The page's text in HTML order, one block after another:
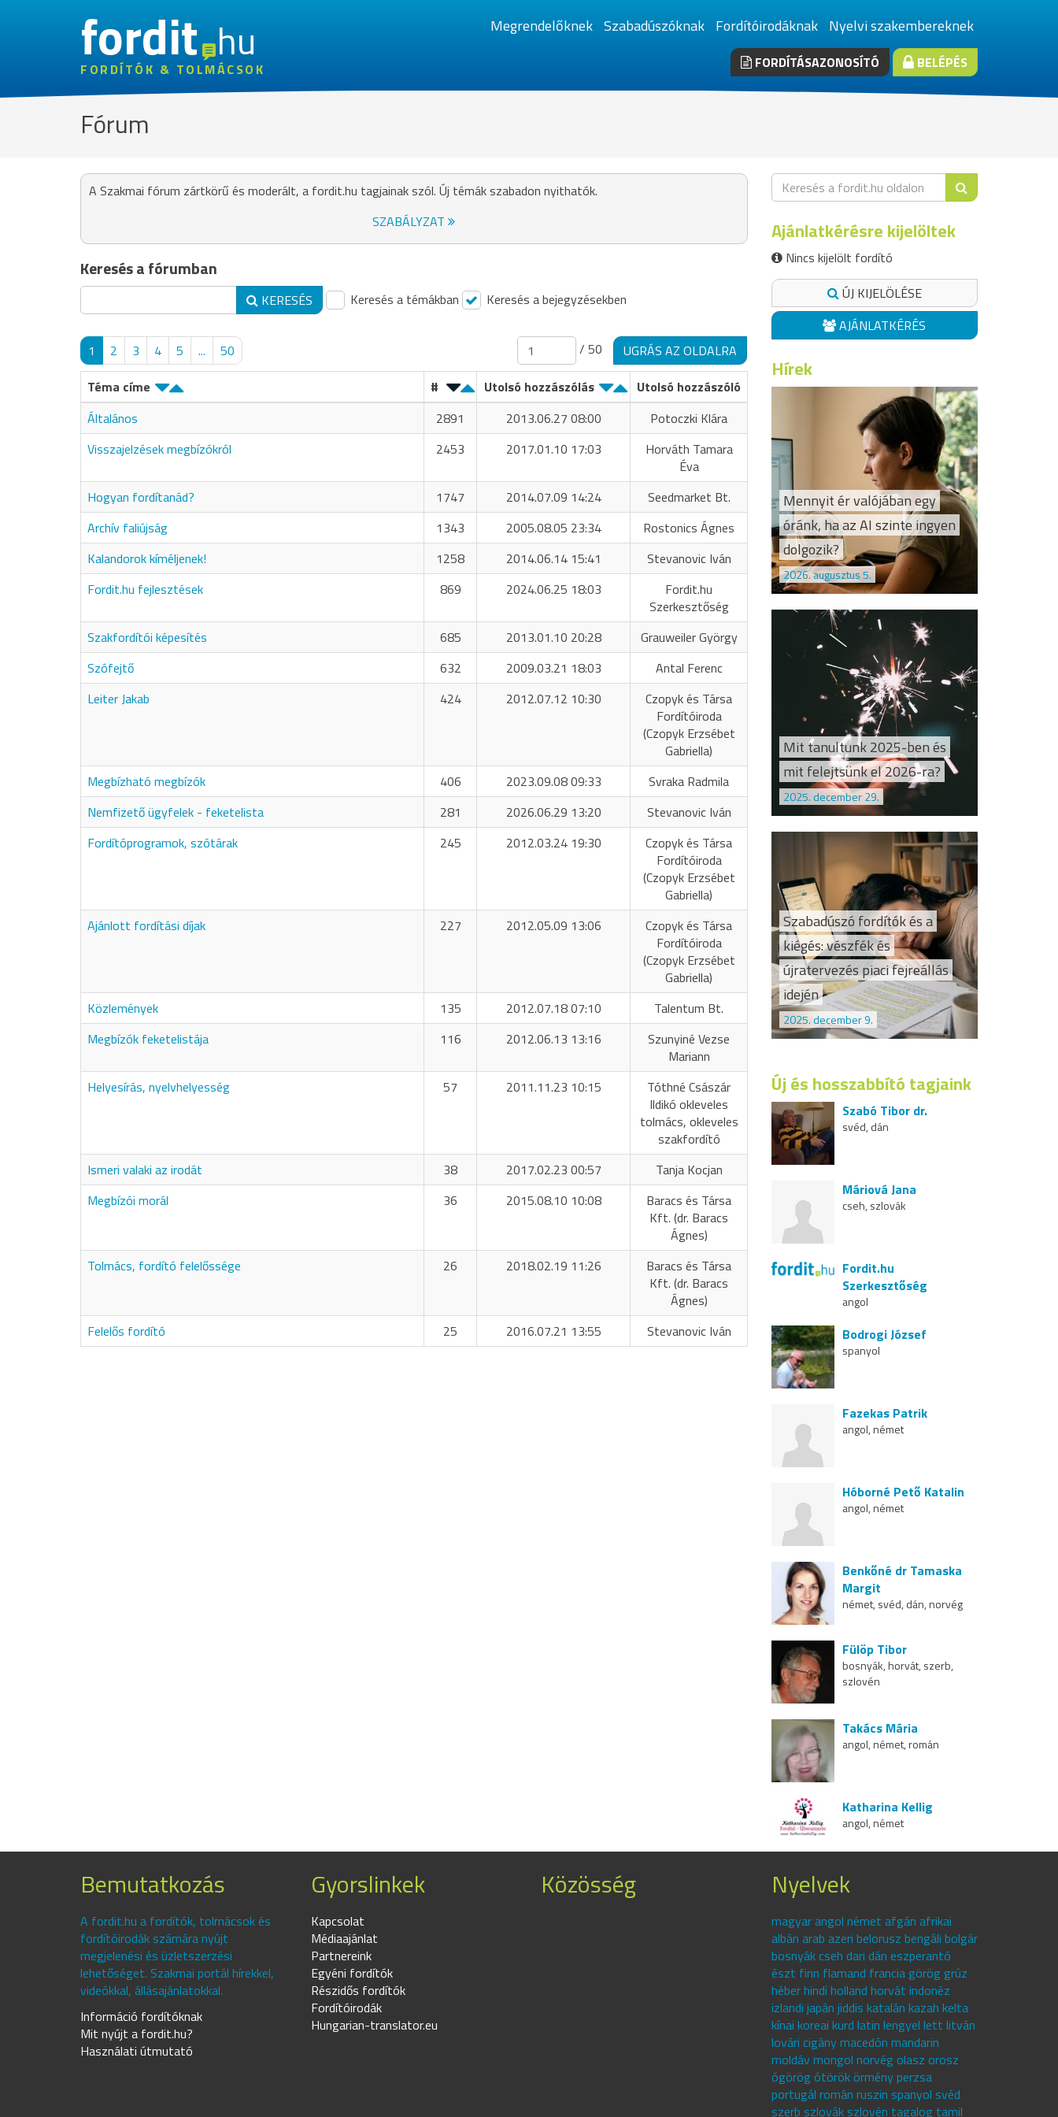
fordithu
FORDÍTÓK & TOLMÁCSOK
Megrendelőknek Szabadúszóknak Fordítóirodáknak Nyelvi szakembereknek
FORDÍTÁSAZONOSÍTÓ BELÉPÉS
Fórum
A Szakmai fórum zártkörű és moderált, a fordit.hu tagjainak szól. Új témák szabadon nyithatók.
SZABÁLYZAT
Keresés a fórumban
KERESÉS Keresés a témákban Keresés a bejegyzésekben
1 2 3 4 5 ... 50 / 50
UGRÁS AZ OLDALRA
Téma címe
# Utolsó hozzászólás
Utolsó hozzászóló
Általános
2891 2013.06.27 08:00
Potoczki Klára
Visszajelzések megbízókról
2453 2017.01.10 17:03
Horváth Tamara
Éva
Hogyan fordítanád?
1747 2014.07.09 14:24
Seedmarket Bt.
Archív faliújság
1343 2005.08.05 23:34
Rostonics Ágnes
Kalandorok kíméljenek!
1258 2014.06.14 15:41
Stevanovic Iván
Fordit.hu fejlesztések
869 2024.06.25 18:03
Fordit.hu
Szerkesztőség
Szakfordítói képesítés
685 2013.01.10 20:28
Grauweiler György
Szófejtő
632 2009.03.21 18:03
Antal Ferenc
Leiter Jakab
424 2012.07.12 10:30
Czopyk és Társa
Fordítóiroda
(Czopyk Erzsébet
Gabriella)
Megbízható megbízók
406 2023.09.08 09:33
Svraka Radmila
Nemfizető ügyfelek - feketelista
281 2026.06.29 13:20
Stevanovic Iván
Fordítóprogramok, szótárak
245 2012.03.24 19:30
Czopyk és Társa
Fordítóiroda
(Czopyk Erzsébet
Gabriella)
Ajánlott fordítási díjak
227 2012.05.09 13:06
Czopyk és Társa
Fordítóiroda
(Czopyk Erzsébet
Gabriella)
Közlemények
135 2012.07.18 07:10
Talentum Bt.
Megbízók feketelistája
116 2012.06.13 13:16
Szunyiné Vezse
Mariann
Helyesírás, nyelvhelyesség
57 2011.11.23 10:15
Tóthné Császár
Ildikó okleveles
tolmács, okleveles
szakfordító
Ismeri valaki az irodát
38 2017.02.23 00:57
Tanja Kocjan
Megbízói morál
36 2015.08.10 10:08
Baracs és Társa
Kft. (dr. Baracs
Ágnes)
Tolmács, fordító felelőssége
26 2018.02.19 11:26
Baracs és Társa
Kft. (dr. Baracs
Ágnes)
Felelős fordító
25 2016.07.21 13:55 Stevanovic Iván
Ajánlatkérésre kijelöltek
Nincs kijelölt fordító
ÚJ KIJELÖLÉSE
AJÁNLATKÉRÉS
Hírek
Mennyit ér valójában egy
óránk, ha az AI szinte ingyen
dolgozik?
2026. augusztus 5.
Mit tanultunk 2025-ben és
mit felejtsünk el 2026-ra?
2025. december 29.
Szabadúszó fordítók és a
kiégés: vészfék és
újratervezés piaci fejreállás
idején
2025. december 9.
Új és hosszabbító tagjaink
Szabó Tibor dr.
svéd, dán
Máriová Jana
cseh, szlovák
Fordit.hu
Szerkesztőség
angol
Bodrogi József
spanyol
Fazekas Patrik
angol, német
Hóborné Pető Katalin
angol, német
Benkőné dr Tamaska
Margit
német, svéd, dán, norvég
Fülöp Tibor
bosnyák, horvát, szerb,
szlovén
Takács Mária
angol, német, román
Katharina Kellig
angol, német
Bemutatkozás
A fordit.hu a fordítók, tolmácsok és
fordítóirodák számára nyújt
megjelenési és üzletszerzési
lehetőséget. Szakmai portál hírekkel,
videókkal, állásajánlatokkal.
Információ fordítóknak
Mit nyújt a fordit.hu?
Használati útmutató
Gyorslinkek
Kapcsolat
Médiaajánlat
Partnereink
Egyéni fordítók
Részidős fordítók
Fordítóirodák
Hungarian-translator.eu
Közösség Nyelvek
magyar angol német afgán afrikai
albán arab azeri belorusz bengáli bolgár
bosnyák cseh dari dán eszperantó
észt finn flamand francia görög grúz
héber hindi holland horvát indonéz
izlandi japán jiddis katalán kazah kelta
kínai koreai kurd latin lengyel lett litván
lovári cigány macedón mandarin
moldáv mongol norvég olasz orosz
ógörög ótörök örmény perzsa
portugál román ruszin spanyol svéd
szerb szlovák szlovén tagalog tamil